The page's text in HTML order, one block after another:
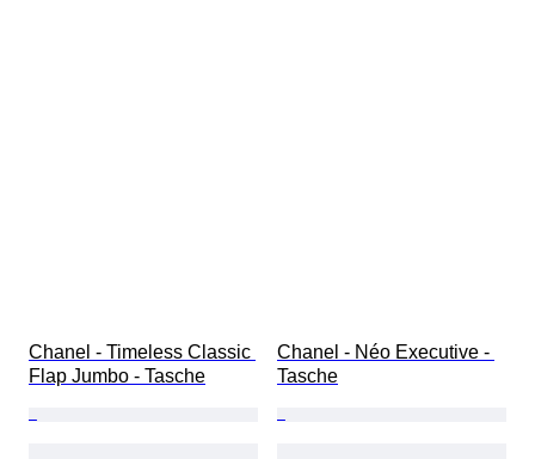
Chanel - Timeless Classic
Flap Jumbo - Tasche
Chanel - Néo Executive -
Tasche